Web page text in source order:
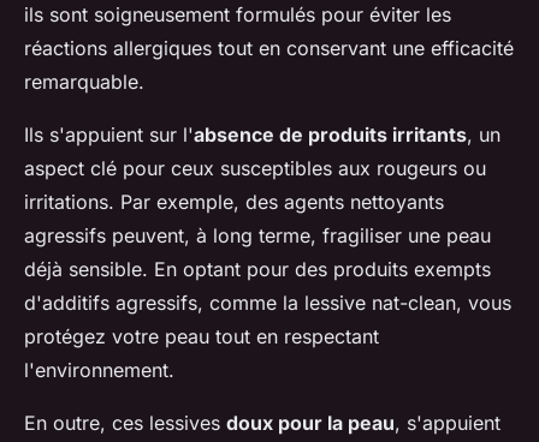
ils sont soigneusement formulés pour éviter les
réactions allergiques tout en conservant une efficacité
remarquable.
Ils s'appuient sur l'absence de produits irritants, un
aspect clé pour ceux susceptibles aux rougeurs ou
irritations. Par exemple, des agents nettoyants
agressifs peuvent, à long terme, fragiliser une peau
déjà sensible. En optant pour des produits exempts
d'additifs agressifs, comme la lessive nat-clean, vous
protégez votre peau tout en respectant
l'environnement.
En outre, ces lessives doux pour la peau, s'appuient